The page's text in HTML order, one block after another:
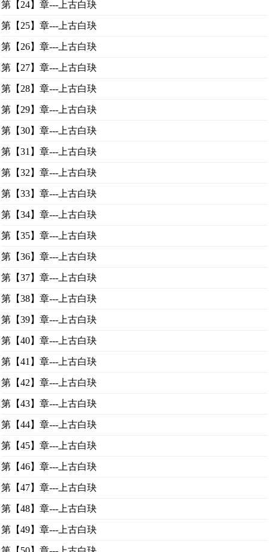
第【24】章---上古白玦
第【25】章---上古白玦
第【26】章---上古白玦
第【27】章---上古白玦
第【28】章---上古白玦
第【29】章---上古白玦
第【30】章---上古白玦
第【31】章---上古白玦
第【32】章---上古白玦
第【33】章---上古白玦
第【34】章---上古白玦
第【35】章---上古白玦
第【36】章---上古白玦
第【37】章---上古白玦
第【38】章---上古白玦
第【39】章---上古白玦
第【40】章---上古白玦
第【41】章---上古白玦
第【42】章---上古白玦
第【43】章---上古白玦
第【44】章---上古白玦
第【45】章---上古白玦
第【46】章---上古白玦
第【47】章---上古白玦
第【48】章---上古白玦
第【49】章---上古白玦